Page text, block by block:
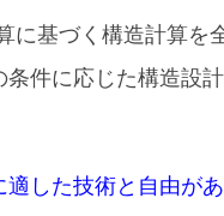
に基づく構造計算を
件に応じた構造設
した技術と自由が